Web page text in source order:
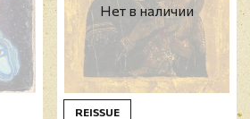
Нет в наличии
REISSUE